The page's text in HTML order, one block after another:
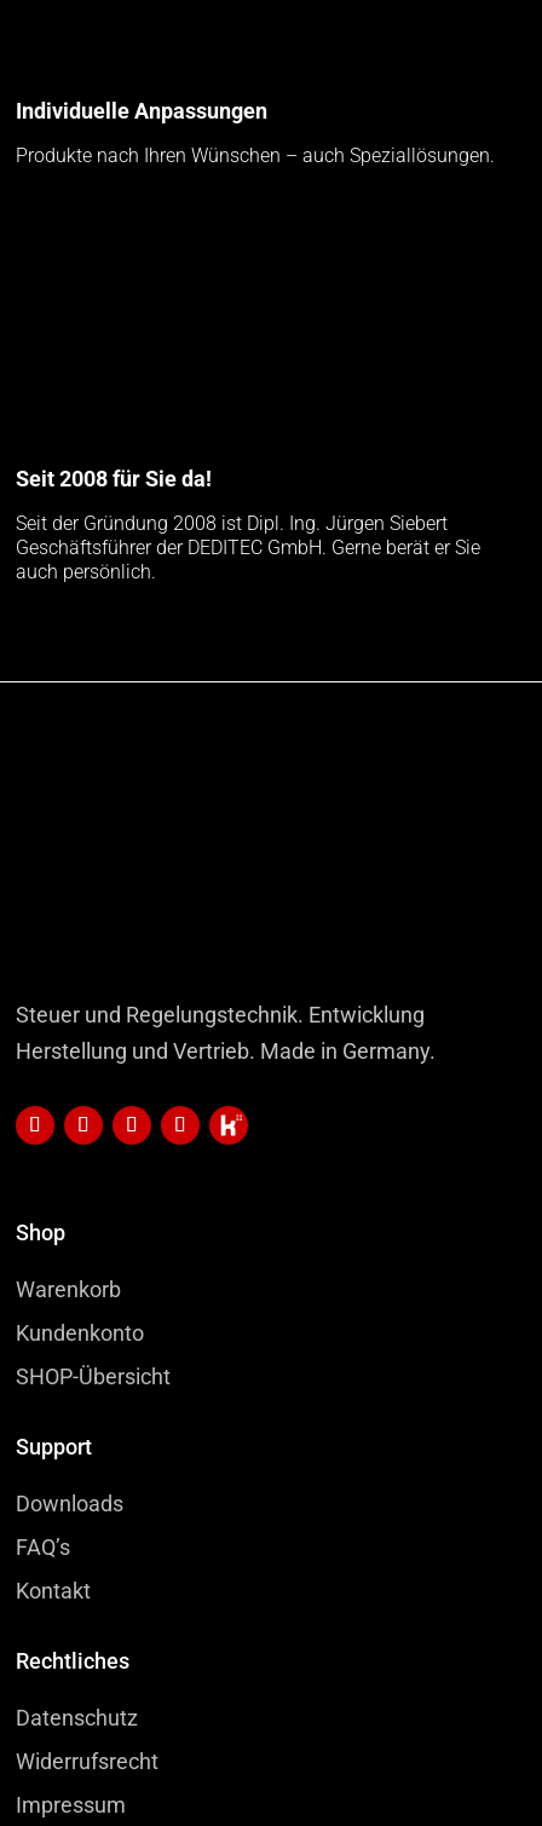
Individuelle Anpassungen
Produkte nach Ihren Wünschen – auch Speziallösungen.
Seit 2008 für Sie da!
Seit der Gründung 2008 ist Dipl. Ing. Jürgen Siebert
Geschäftsführer der DEDITEC GmbH. Gerne berät er Sie
auch persönlich.
Steuer und Regelungstechnik. Entwicklung
Herstellung und Vertrieb. Made in Germany.
Shop
Warenkorb
Kundenkonto
SHOP-Übersicht
Support
Downloads
FAQ’s
Kontakt
Rechtliches
Datenschutz
Widerrufsrecht
Impressum